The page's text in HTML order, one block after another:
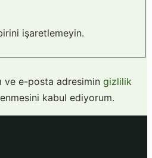
işaretlemeyin.
ve e-posta adresimin gizlilik
kabul ediyorum.